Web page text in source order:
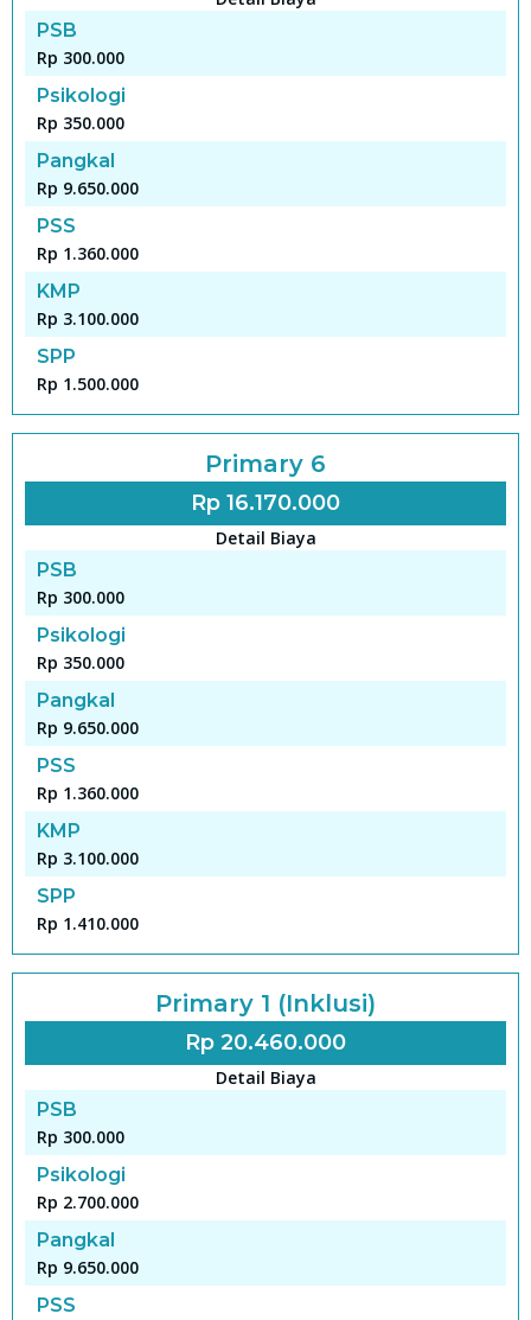
PSB
Rp 300.000
Psikologi
Rp 350.000
Pangkal
Rp 9.650.000
PSS
Rp 1.360.000
KMP
Rp 3.100.000
SPP
Rp 1.500.000
Primary 6
Rp 16.170.000
Detail Biaya
PSB
Rp 300.000
Psikologi
Rp 350.000
Pangkal
Rp 9.650.000
PSS
Rp 1.360.000
KMP
Rp 3.100.000
SPP
Rp 1.410.000
Primary 1 (Inklusi)
Rp 20.460.000
Detail Biaya
PSB
Rp 300.000
Psikologi
Rp 2.700.000
Pangkal
Rp 9.650.000
PSS